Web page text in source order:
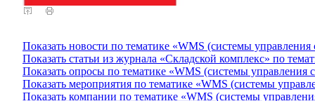
Показать новости по тематике «WMS (системы управления
Показать статьи из журнала «Складской комплекс» по
Показать опросы по тематике «WMS (системы управления
Показать мероприятия по тематике «WMS (системы
Показать компании по тематике «WMS (системы